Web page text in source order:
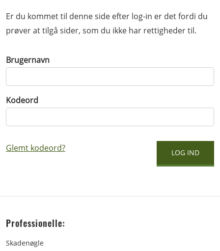
Er du kommet til denne side efter log-in er det fordi du
prøver at tilgå sider, som du ikke har rettigheder til.
Brugernavn
Kodeord
Glemt kodeord?
Professionelle:
Skadenøgle